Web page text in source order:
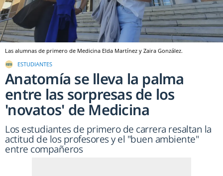
Las alumnas de primero de Medicina Elda Martínez y Zaira González.
ESTUDIANTES
Anatomía se lleva la palma
entre las sorpresas de los
'novatos' de Medicina
Los estudiantes de primero de carrera resaltan la
actitud de los profesores y el "buen ambiente"
entre compañeros